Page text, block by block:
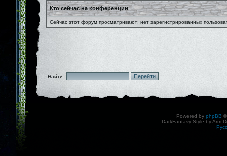
Кто сейчас на конференции
Сейчас этот форум просматривают: нет зарегистрированных
Найти:
Powered by phpBB
DarkFantasy Style by Arm